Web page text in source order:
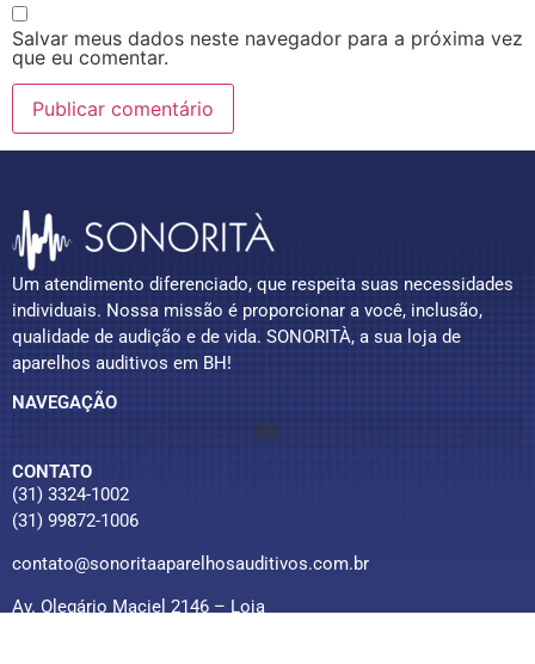
Salvar meus dados neste navegador para a próxima vez
que eu comentar.
Um atendimento diferenciado, que respeita suas necessidades
individuais. Nossa missão é proporcionar a você, inclusão,
qualidade de audição e de vida. SONORITÀ, a sua loja de
aparelhos auditivos em BH!
NAVEGAÇÃO
CONTATO
(31) 3324-1002
(31) 99872-1006
contato@sonoritaaparelhosauditivos.com.br
Av. Olegário Maciel 2146 – Loja